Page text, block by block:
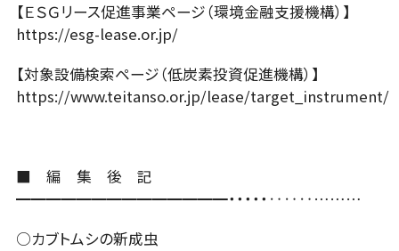
【ＥＳＧリース促進事業ページ（環境金融支援機構）】
https://esg-lease.or.jp/
【対象設備検索ページ（低炭素投資促進機構）】
https://www.teitanso.or.jp/lease/target_instrument/
■ 編 集 後 記
━━━━━━━━━━━━━━・・・・・‥‥‥………
○カブトムシの新成虫